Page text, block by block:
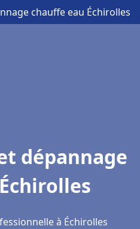
chauffe eau Échirolles
dépannage
à Échirolles